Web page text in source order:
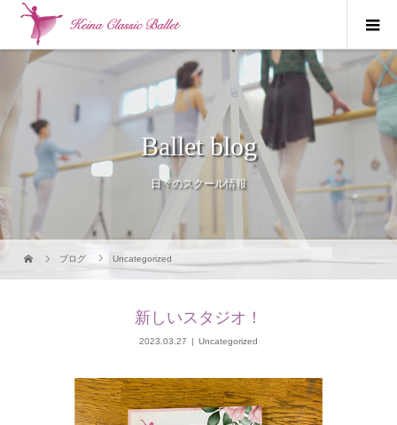
Ballet blog
日々のスクール情報
ブログ Uncategorized
新しいスタジオ！
2023.03.27 Uncategorized